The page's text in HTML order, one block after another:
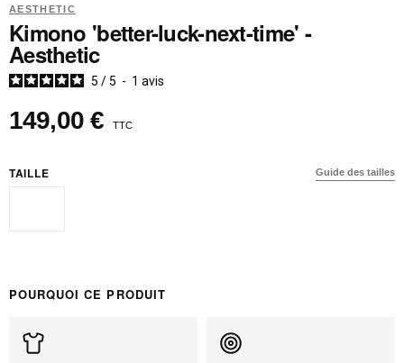
AESTHETIC
Kimono 'better-luck-next-time' -
Aesthetic
5 /5 - 1 avis
149,00 € TTC
TAILLE Guide des tailles
POURQUOI CE PRODUIT